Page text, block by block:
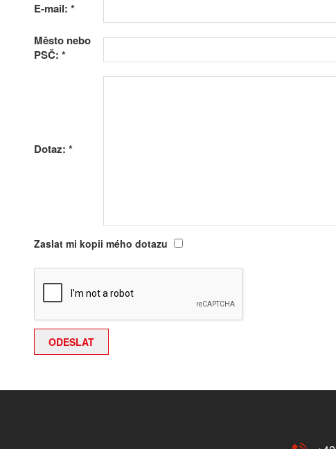
E-mail: *
Město nebo
PSČ: *
Dotaz: *
Zaslat mi kopii mého dotazu